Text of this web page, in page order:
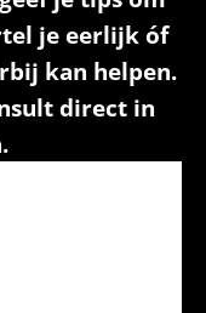
je eerlijk óf
kan helpen.
direct in